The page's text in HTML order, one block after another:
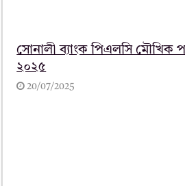
সোনালী ব্যাংক পিএলসি মৌখিক
২০২৫
20/07/2025